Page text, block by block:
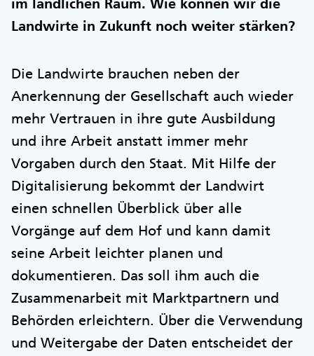
im ländlichen Raum. Wie können wir die
Landwirte in Zukunft noch weiter stärken?
Die Landwirte brauchen neben der
Anerkennung der Gesellschaft auch wieder
mehr Vertrauen in ihre gute Ausbildung
und ihre Arbeit anstatt immer mehr
Vorgaben durch den Staat. Mit Hilfe der
Digitalisierung bekommt der Landwirt
einen schnellen Überblick über alle
Vorgänge auf dem Hof und kann damit
seine Arbeit leichter planen und
dokumentieren. Das soll ihm auch die
Zusammenarbeit mit Marktpartnern und
Behörden erleichtern. Über die Verwendung
und Weitergabe der Daten entscheidet der